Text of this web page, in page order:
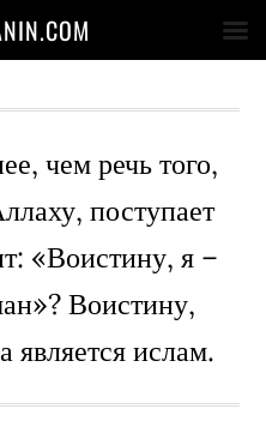
чем речь того,
поступает
«Воистину, я –
Воистину,
является ислам.